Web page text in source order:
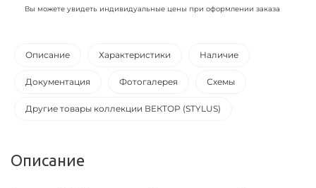
Вы можете увидеть индивидуальные цены при оформлении заказа
Описание Характеристики Наличие
Документация Фотогалерея Схемы
Другие товары коллекции ВЕКТОР (STYLUS)
Описание